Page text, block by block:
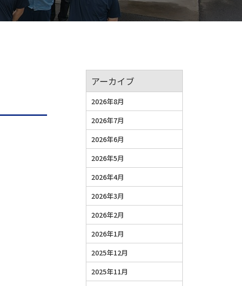
アーカイブ
2026年8月
2026年7月
2026年6月
2026年5月
2026年4月
2026年3月
2026年2月
2026年1月
2025年12月
2025年11月